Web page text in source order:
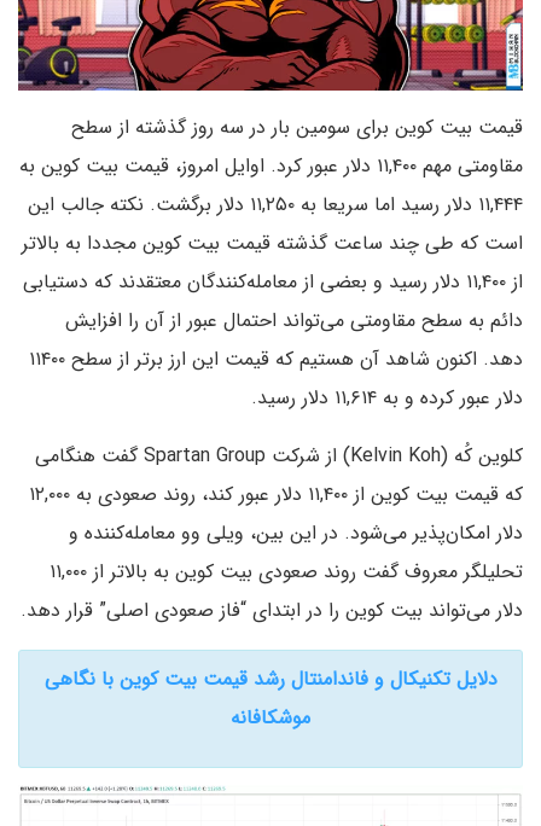
قیمت بیت کوین برای سومین بار در سه روز گذشته از سطح
مقاومتی مهم ۱۱,۴۰۰ دلار عبور کرد. اوایل امروز، قیمت بیت کوین به
۱۱,۴۴۴ دلار رسید اما سریعا به ۱۱,۲۵۰ دلار برگشت. نکته جالب این
است که طی چند ساعت گذشته قیمت بیت کوین مجددا به بالاتر
از ۱۱,۴۰۰ دلار رسید و بعضی از معامله‌کنندگان معتقدند که دستیابی
دائم به سطح مقاومتی می‌تواند احتمال عبور از آن را افزایش
دهد. اکنون شاهد آن هستیم که قیمت این ارز برتر از سطح ۱۱۴۰۰
دلار عبور کرده و به ۱۱,۶۱۴ دلار رسید.
کلوین کُه (Kelvin Koh) از شرکت Spartan Group گفت هنگامی
که قیمت بیت کوین از ۱۱,۴۰۰ دلار عبور کند، روند صعودی به ۱۲,۰۰۰
دلار امکان‌پذیر می‌شود. در این بین، ویلی وو معامله‌کننده و
تحلیلگر معروف گفت روند صعودی بیت کو‌ین به بالاتر از ۱۱,۰۰۰
دلار می‌تواند بیت کو‌ین را در ابتدای “فاز صعودی اصلی” قرار دهد.
دلایل تکنیکال و فاندامنتال رشد قیمت بیت کوین با نگاهی
موشکافانه